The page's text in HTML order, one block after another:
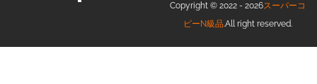
Copyright © 2022 - 2026スーパーコ
ピーN級品.All right reserved.